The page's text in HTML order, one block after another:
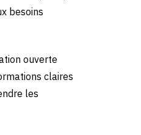
besoins
ouverte
claires
les